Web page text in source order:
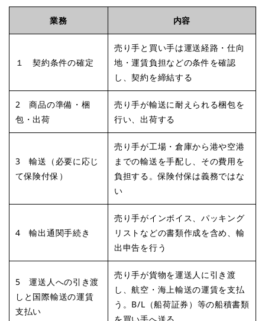
業務 内容
１ 契約条件の確定
売り手と買い手は運送経路・仕向
地・運賃負担などの条件を確認
し、契約を締結する
2 商品の準備・梱
包・出荷
売り手が輸送に耐えられる梱包を
行い、出荷する
3 輸送（必要に応じ
て保険付保）
売り手が工場・倉庫から港や空港
までの輸送を手配し、その費用を
負担する。保険付保は義務ではな
い
4 輸出通関手続き
売り手がインボイス、パッキング
リストなどの書類作成を含め、輸
出申告を行う
5 運送人への引き渡
しと国際輸送の運賃
支払い
売り手が貨物を運送人に引き渡
し、航空・海上輸送の運賃を支払
う。B/L（船荷証券）等の船積書類
を買い手へ送る